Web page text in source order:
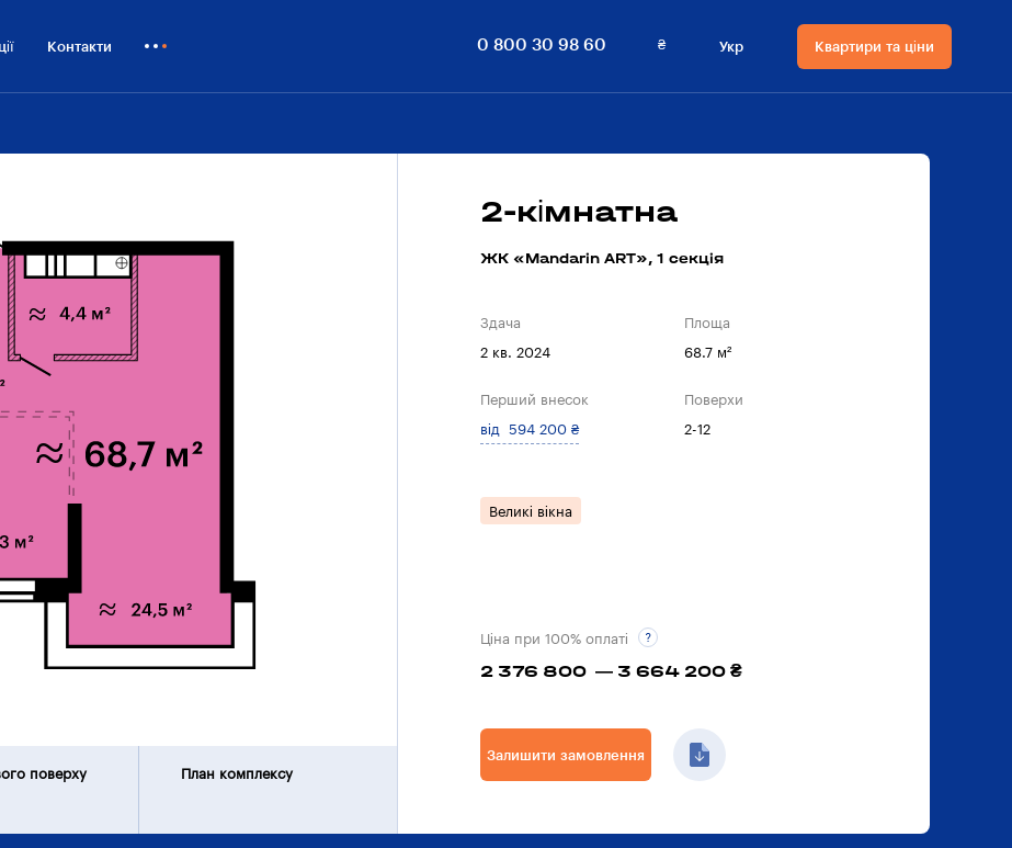
Контакти 0 800 30 98 60 ₴
Валюта
₴ Гривнi
Укр
Мова сайту
Квартири та ціни
поверху План комплексу
2-кімнатна
ЖК «Mandarin ART», 1 секцiя
Здача
2 кв. 2024
Площа
68.7 м²
Перший внесок
від 594 200 ₴
Поверхи
2-12
Великі вікна
Ціна при 100% оплаті
2 376 800 — 3 664 200 ₴
Залишити замовлення